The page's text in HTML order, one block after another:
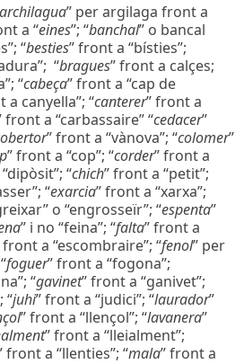
archilagua” per argilaga front a
a “eines”; “banchal” o bancal
“besties” front a “bísties”;
“bragues” front a calçes;
“cabeça” front a “cap de
a canyella”; “canterer” front a
front a “carbassaire” “cedacer”
” front a “vànova”; “colomer”
” front a “cop”; “corder” front a
“chich” front a “petit”;
“exarcia” front a “xarxa”;
o “engrosseïr”; “espenta”
” i no “feina”; “falta” front a
front a “escombraire”; “fenol” per
foguer” front a “fogona”;
“gavinet” front a “ganivet”;
“juhi” front a “judici”; “laurador”
” front a “llençol”; “lavanera”
” front a “lleialment”;
front a “llenties”; “mala” front a